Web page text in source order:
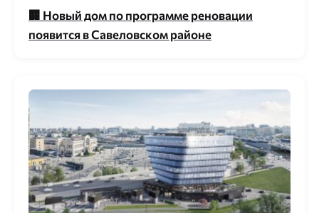
🏢 Новый дом по программе реновации
появится в Савеловском районе